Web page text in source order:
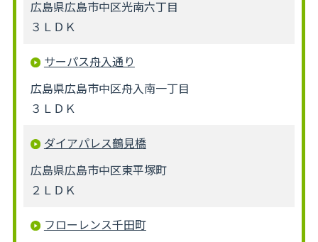
広島県広島市中区光南六丁目
３ＬＤＫ
サーパス舟入通り
広島県広島市中区舟入南一丁目
３ＬＤＫ
ダイアパレス鶴見橋
広島県広島市中区東平塚町
２ＬＤＫ
フローレンス千田町